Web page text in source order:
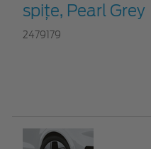
spiţe, Pearl Grey
2479179